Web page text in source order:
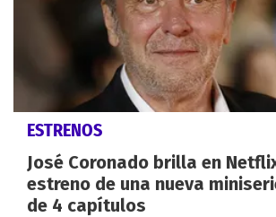
ESTRENOS
José Coronado brilla en
estreno de una nueva
de 4 capítulos